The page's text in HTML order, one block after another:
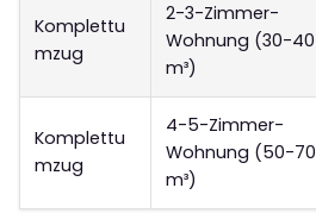
Komplettu
mzug
2-3-Zimmer-
Wohnung (30-40
m³)
Komplettu
mzug
4-5-Zimmer-
Wohnung (50-70
m³)